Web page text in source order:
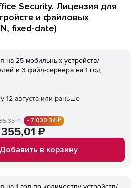
Security. Лицензия для
и файловых
fixed-date)
на 25 мобильных устройств/
и 3 файл-сервера на 1 год
12 августа или раньше
₽ - 7 030,34 ₽
₽
Добавить в корзину